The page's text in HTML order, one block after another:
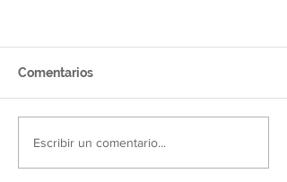
Comentarios
Escribir un comentario...